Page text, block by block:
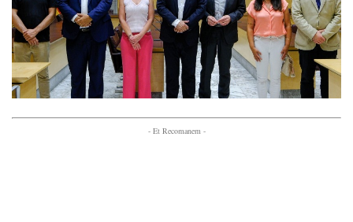
- Et Recomanem -